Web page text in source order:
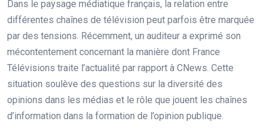
Dans le paysage médiatique français, la relation entre
différentes chaînes de télévision peut parfois être marquée
par des tensions. Récemment, un auditeur a exprimé son
mécontentement concernant la manière dont France
Télévisions traite l’actualité par rapport à CNews. Cette
situation soulève des questions sur la diversité des
opinions dans les médias et le rôle que jouent les chaînes
d’information dans la formation de l’opinion publique.